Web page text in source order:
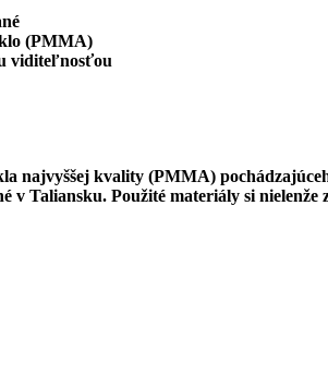
(PMMA)
viditeľnosťou
najvyššej kvality (PMMA)
v Taliansku. Použité materiály si